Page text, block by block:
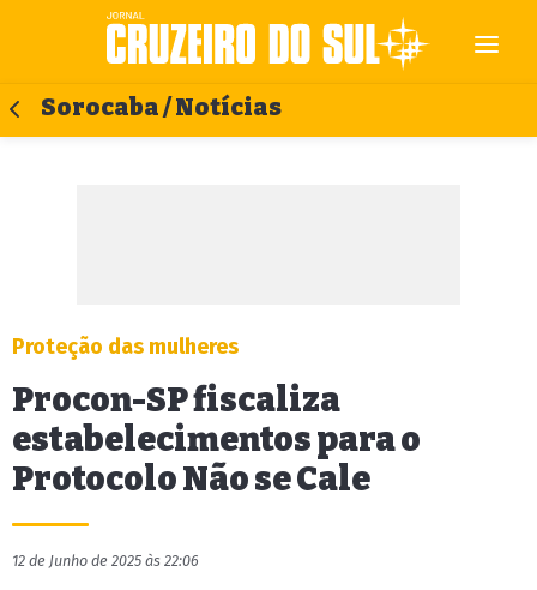
Sorocaba / Notícias
Proteção das mulheres
Procon-SP fiscaliza
estabelecimentos para o
Protocolo Não se Cale
12 de Junho de 2025 às 22:06